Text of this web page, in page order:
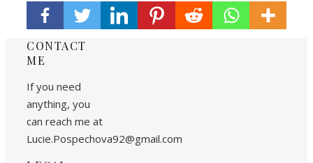
CONTACT
ME
If you need
anything, you
can reach me at
Lucie.Pospechova92@gmail.com